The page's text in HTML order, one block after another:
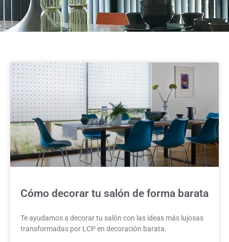
Cómo decorar tu salón de forma barata
Te ayudamos a decorar tu salón con las ideas más lujosas
transformadas por LCP en decoración barata.